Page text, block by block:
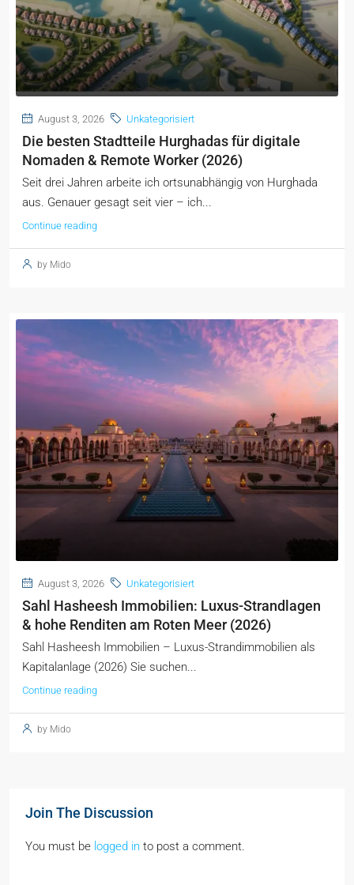
August 3, 2026 Unkategorisiert
Die besten Stadtteile Hurghadas für digitale
Nomaden & Remote Worker (2026)
Seit drei Jahren arbeite ich ortsunabhängig von Hurghada
aus. Genauer gesagt seit vier – ich...
Continue reading
by Mido
August 3, 2026 Unkategorisiert
Sahl Hasheesh Immobilien: Luxus-Strandlagen
& hohe Renditen am Roten Meer (2026)
Sahl Hasheesh Immobilien – Luxus-Strandimmobilien als
Kapitalanlage (2026) Sie suchen...
Continue reading
by Mido
Join The Discussion
You must be logged in to post a comment.